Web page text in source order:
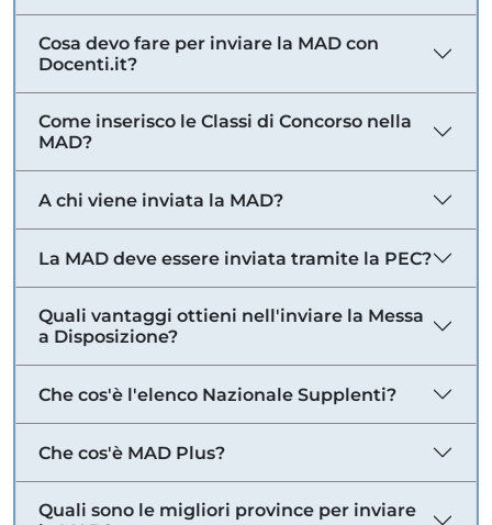
Cosa devo fare per inviare la MAD con
Docenti.it?
Come inserisco le Classi di Concorso nella
MAD?
A chi viene inviata la MAD?
La MAD deve essere inviata tramite la PEC?
Quali vantaggi ottieni nell'inviare la Messa
a Disposizione?
Che cos'è l'elenco Nazionale Supplenti?
Che cos'è MAD Plus?
Quali sono le migliori province per inviare